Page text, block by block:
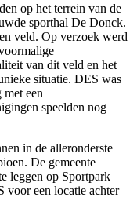
op het terrein van de
sporthal De Donck.
veld. Op verzoek werd
van dit veld en het
situatie. DES was
een
speelden nog
in de alleronderste
De gemeente
leggen op Sportpark
voor een locatie achter